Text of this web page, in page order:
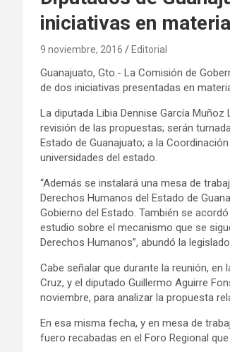
iniciativas en
9 noviembre, 2016 Editorial
Guanajuato, Gto.- La Comisión de
de dos iniciativas presentadas en
La diputada Libia Dennise García
revisión de las propuestas; serán
Estado de Guanajuato; a la
universidades del estado.
“Además se instalará una mesa de
Derechos Humanos del Estado de
Gobierno del Estado. También se
estudio sobre el mecanismo que se
Derechos Humanos”, abundó la
Cabe señalar que durante la reunión,
Cruz, y el diputado Guillermo Aguirre
noviembre, para analizar la propuesta
En esa misma fecha, y en mesa de
fuero recabadas en el Foro Regional